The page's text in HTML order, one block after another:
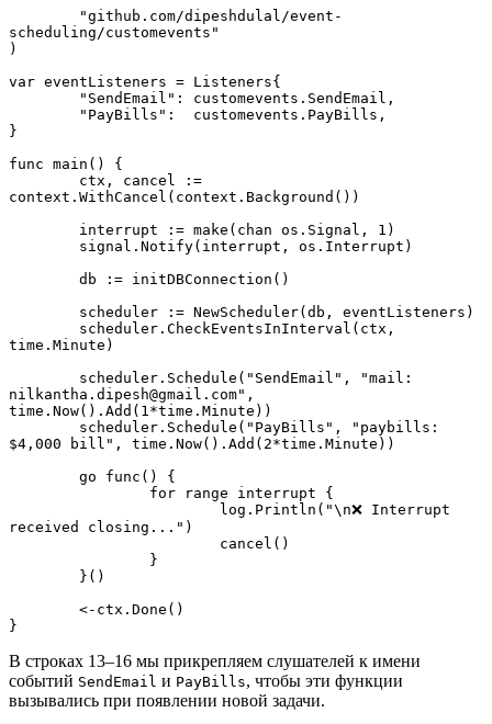
scheduling/customevents"
)
var eventListeners = Listeners{
}
func main() {
context.WithCancel(context.Background())
time.Minute)
nilkantha.dipesh@gmail.com",
time.Now().Add(1*time.Minute))
$4,000 bill", time.Now().Add(2*time.Minute))
received closing...")
}
В строках 13–16 мы прикрепляем слушателей к имени
событий SendEmail и PayBills, чтобы эти функции
вызывались при появлении новой задачи.